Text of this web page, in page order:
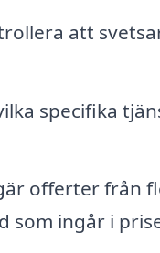
att
specifika
offerter från
som ingår i